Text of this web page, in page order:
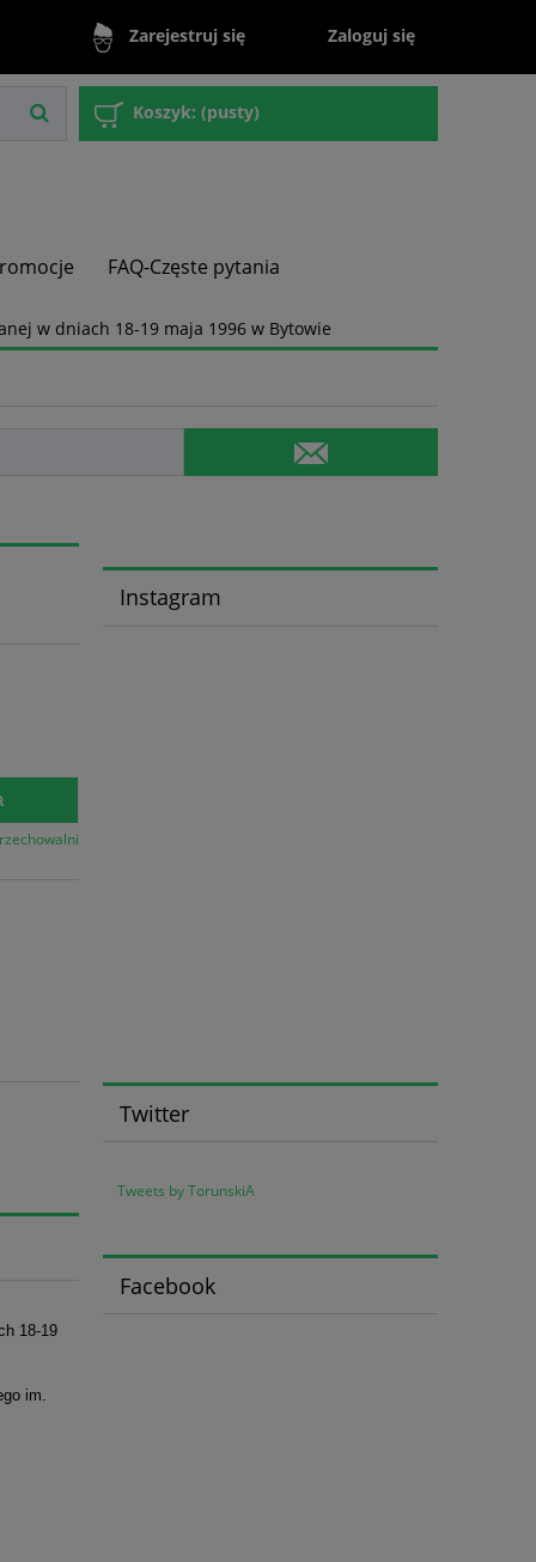
Zarejestruj się Zaloguj się
Koszyk: (pusty)
FAQ-Częste pytania
w dniach 18-19 maja 1996 w Bytowie
18-19
im.
Instagram
Twitter
Tweets by TorunskiA
Facebook